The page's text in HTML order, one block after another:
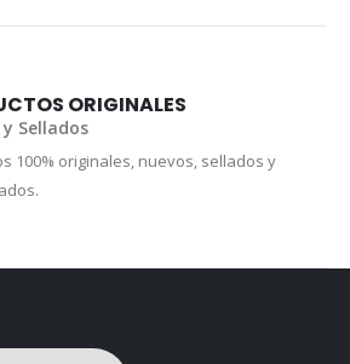
ORIGINALES
Sellados
100% originales, nuevos, sellados y